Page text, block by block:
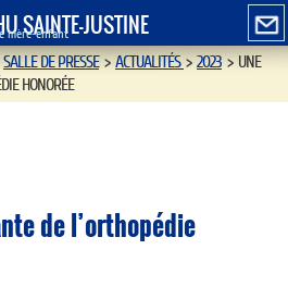
SAINTE-JUSTINE
mère-enfant
SALLE DE PRESSE>ACTUALITÉS>2023>UNE
HONORÉE
de l’orthopédie